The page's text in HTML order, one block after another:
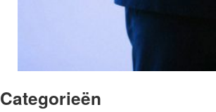
Categorieën